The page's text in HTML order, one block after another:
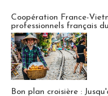
Coopération France-
professionnels français
Bon plan croisière :